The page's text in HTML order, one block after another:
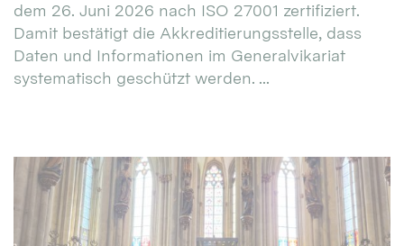
dem 26. Juni 2026 nach ISO 27001 zertifiziert.
Damit bestätigt die Akkreditierungsstelle, dass
Daten und Informationen im Generalvikariat
systematisch geschützt werden. ...